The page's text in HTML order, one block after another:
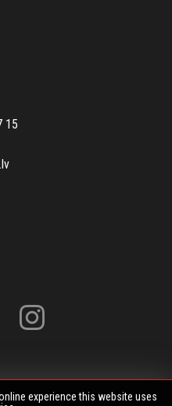
15
experience this website uses